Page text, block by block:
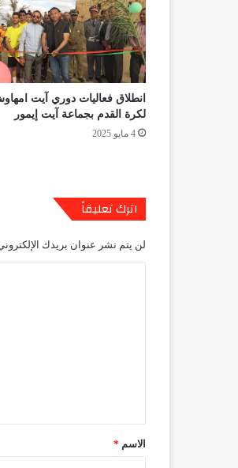
انطلاق فعاليات دوري آيت
لكرة القدم بجماعة آيت إيمور
4 مايو 2025
اترك تعليقاً
لن يتم نشر عنوان بريدك
*الاسم *